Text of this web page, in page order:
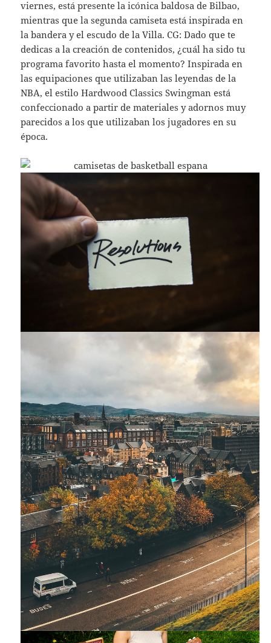
viernes, está presente la icónica baldosa de Bilbao,
mientras que la segunda camiseta está inspirada en
la bandera y el escudo de la Villa. CG: Dado que te
dedicas a la creación de contenidos, ¿cuál ha sido tu
programa favorito hasta el momento? Inspirada en
las equipaciones que utilizaban las leyendas de la
NBA, el estilo Hardwood Classics Swingman está
confeccionado a partir de materiales y adornos muy
parecidos a los que utilizaban los jugadores en su
época.